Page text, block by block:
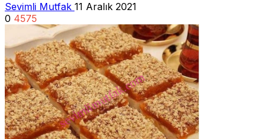
Sevimli Mutfak 11 Aralık 2021
0 4575